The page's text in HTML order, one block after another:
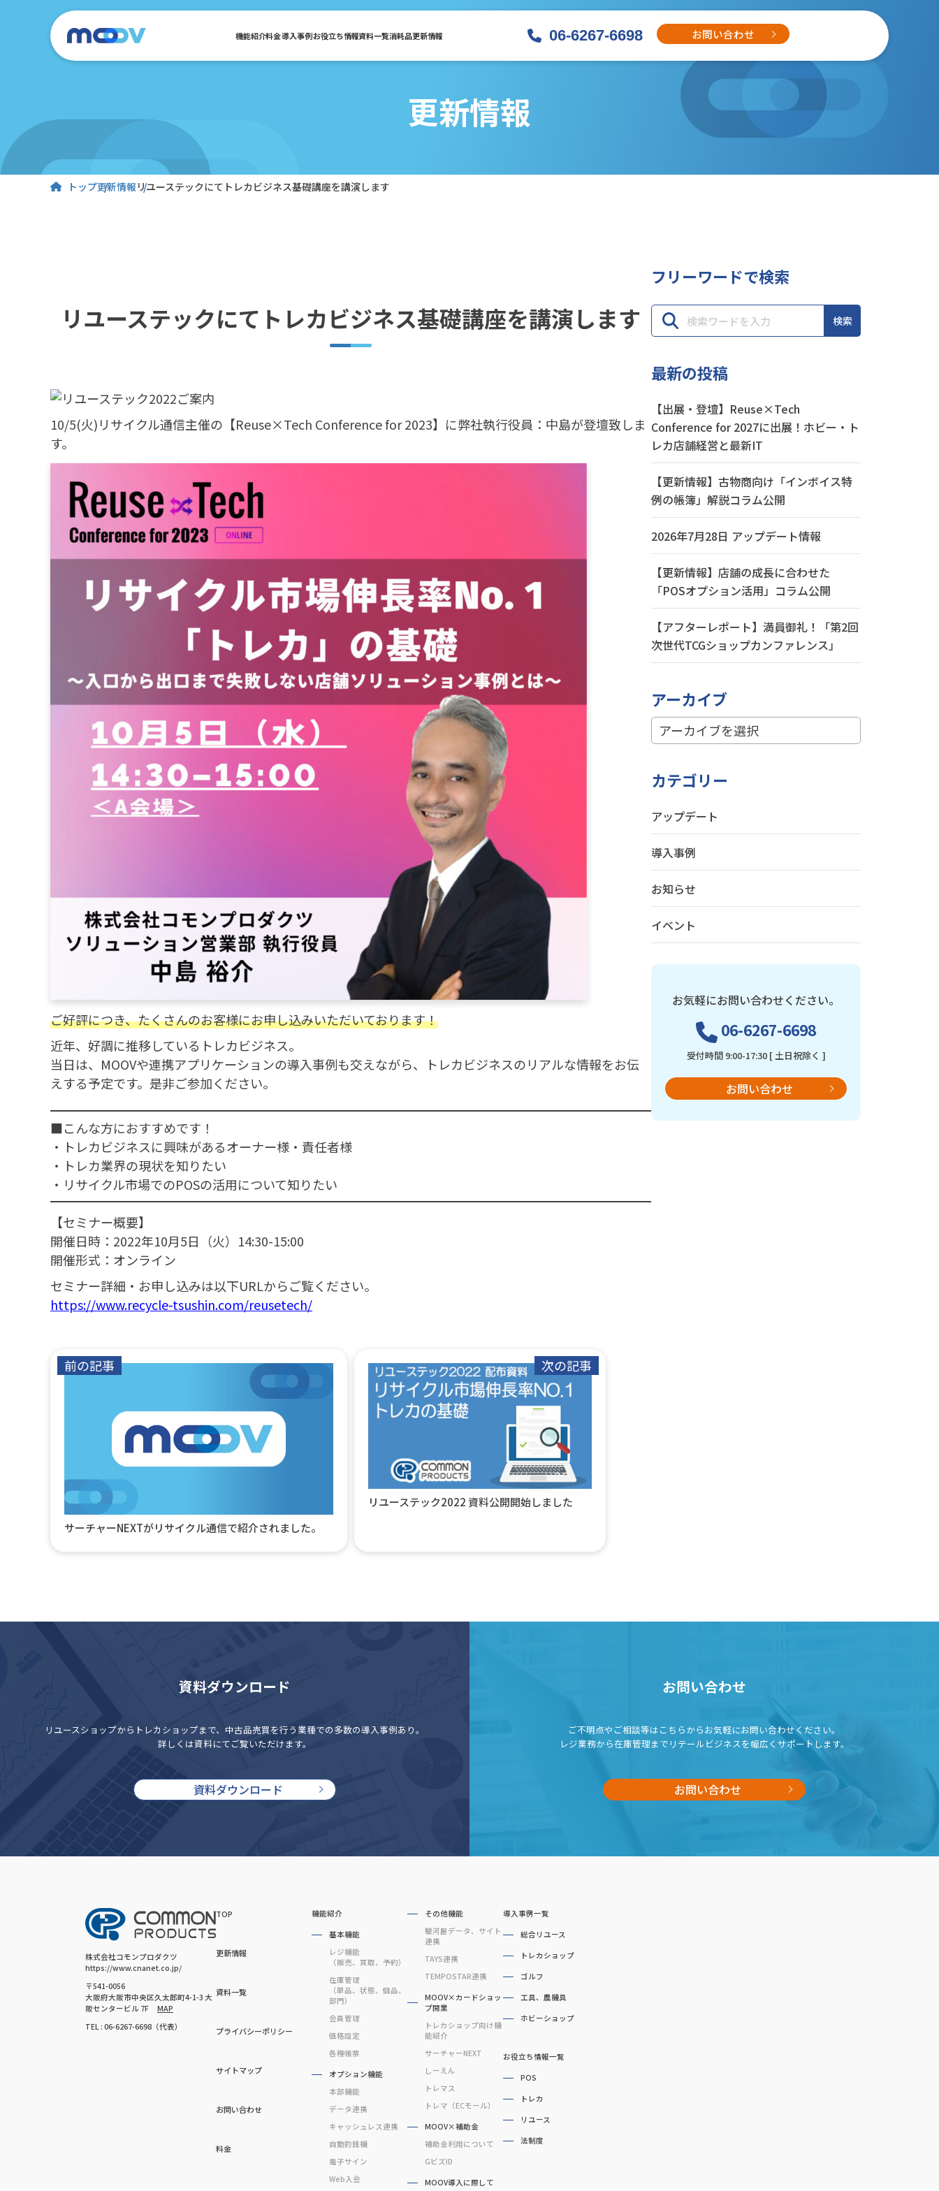
機能紹介料金導入事例お役立ち情報資料一覧消耗品更新情報 06-6267-6698 お問い合わせ
更新情報
トップ更新情報 リユーステックにてトレカビジネス基礎講座を講演します
リユーステックにてトレカビジネス基礎講座を講演します
10/5(火)リサイクル通信主催の【Reuse×Tech Conference for 2023】に弊社執行役員：中島が登壇致しま
す。
ご好評につき、たくさんのお客様にお申し込みいただいております！
近年、好調に推移しているトレカビジネス。
当日は、MOOVや連携アプリケーションの導入事例も交えながら、トレカビジネスのリアルな情報をお伝
えする予定です。是非ご参加ください。
■こんな方におすすめです！
・トレカビジネスに興味があるオーナー様・責任者様
・トレカ業界の現状を知りたい
・リサイクル市場でのPOSの活用について知りたい
【セミナー概要】
開催日時：2022年10月5日（火）14:30-15:00
開催形式：オンライン
セミナー詳細・お申し込みは以下URLからご覧ください。
https://www.recycle-tsushin.com/reusetech/
サーチャーNEXTがリサイクル通信で紹介されました。
前の記事
リユーステック2022 資料公開開始しました
次の記事
フリーワードで検索
検索
最新の投稿
【出展・登壇】Reuse×Tech
Conference for 2027に出展！ホビー・ト
レカ店舗経営と最新IT
【更新情報】古物商向け「インボイス特
例の帳簿」解説コラム公開
2026年7月28日 アップデート情報
【更新情報】店舗の成長に合わせた
「POSオプション活用」コラム公開
【アフターレポート】満員御礼！「第2回
次世代TCGショップカンファレンス」
アーカイブ
カテゴリー
アップデート
導入事例
お知らせ
イベント
お気軽にお問い合わせください。
06-6267-6698
受付時間 9:00-17:30 [ 土日祝除く ]
お問い合わせ
資料ダウンロード
リユースショップからトレカショップまで、 中古品売買を行う業種での多数の導入事例あり。
詳しくは資料にてご覧いただけます。
資料ダウンロード
お問い合わせ
ご不明点やご相談等はこちらからお気軽にお問い合わせください。
レジ業務から在庫管理までリテールビジネスを幅広くサポートします。
お問い合わせ
株式会社コモンプロダクツ
https://www.cnanet.co.jp/
〒541-0056
大阪府大阪市中央区久太郎町4-1-3 大
阪センタービル 7F
MAP
TEL : 06-6267-6698（代表）
TOP
更新情報
資料一覧
プライバシーポリシー
サイトマップ
お問い合わせ
料金
機能紹介
基本機能
レジ機能
（販売、買取、予約）
在庫管理
（単品、状態、個品、
部門）
会員管理
価格設定
各種帳票
オプション機能
本部機能
データ連携
キャッシュレス連携
自動釣銭機
電子サイン
Web入会
その他機能
駿河屋データ、サイト
連携
TAYS連携
TEMPOSTAR連携
MOOV×カードショッ
プ開業
トレカショップ向け機
能紹介
サーチャーNEXT
しーえん
トレマス
トレマ（ECモール）
MOOV×補助金
補助金利用について
GビズID
MOOV導入に際して
導入事例一覧
総合リユース
トレカショップ
ゴルフ
工具、農機具
ホビーショップ
お役立ち情報一覧
POS
トレカ
リユース
法制度